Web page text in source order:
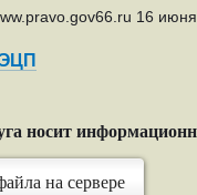
16 июня
носит
на сервере